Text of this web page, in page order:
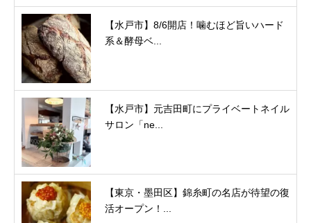
【水戸市】8/6開店！噛むほど旨いハード
系＆酵母ベ...
【水戸市】元吉田町にプライベートネイル
サロン「ne...
【東京・墨田区】錦糸町の名店が待望の復
活オープン！...